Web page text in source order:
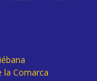
la Comarca